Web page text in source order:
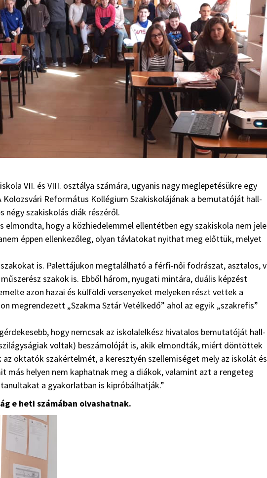
VII. és VIII. osztálya szá­má­ra, ugyanis nagy meglepetésükre egy
Református Kollé­gi­um Szakiskolájának a bemutatóját hall­
szakiskolás diák részéről.
hogy a közhiedelemmel ellentétben egy szakiskola nem
éppen ellenkezőleg, olyan távla­tokat nyithat meg előttük, melyet
is. Palettájukon megta­lálható a férfi-női fodrászat, asztalos,
szakok is. Ebből három, nyu­ga­ti mintára, duális képzést
azon hazai és külföldi versenyeket melyeken részt vettek a
megrendezett „Szakma Sztár Vetélkedő” ahol az egyik „szakrefis”
hogy nemcsak az iskolalelkész hivatalos bemutatóját hall­
voltak) beszámolóját is, akik elmondták, miért döntöttek
oktatók szakértelmét, a keresztyén szellemiséget mely az iskolát
más helyen nem kaphatnak meg a diákok, valamint azt a rengeteg
a gyakorlatban is kipróbálhatják.”
e heti számában olvashatnak.